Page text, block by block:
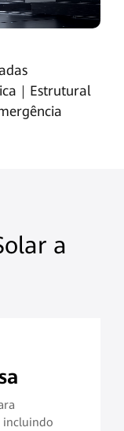
｜Estrutural
a